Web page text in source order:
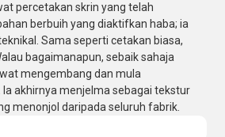
percetakan skrin yang telah
berbuih yang diaktifkan haba; ia
Sama seperti cetakan biasa,
bagaimanapun, sebaik sahaja
mengembang dan mula
akhirnya menjelma sebagai tekstur
menonjol daripada seluruh fabrik.